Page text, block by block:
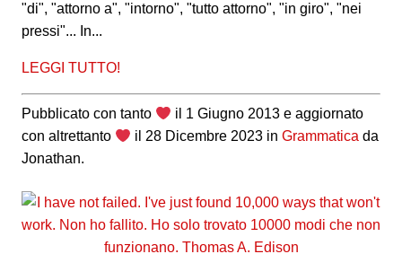
"di", "attorno a", "intorno", "tutto attorno", "in giro", "nei
pressi"... In...
LEGGI TUTTO!
Pubblicato con tanto il 1 Giugno 2013 e aggiornato
con altrettanto
il 28 Dicembre 2023 inGrammatica da
Jonathan.